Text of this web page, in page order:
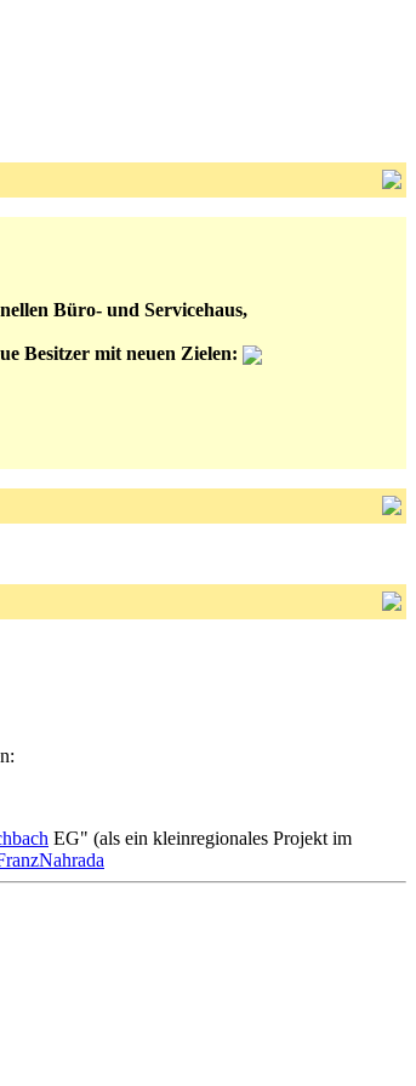
Büro- und Servicehaus,
Besitzer mit neuen Zielen:
EG" (als ein kleinregionales Projekt im